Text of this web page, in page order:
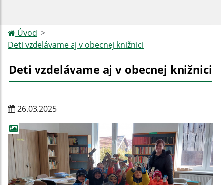
Úvod
Deti vzdelávame aj v obecnej knižnici
Deti vzdelávame aj v obecnej knižnici
26.03.2025